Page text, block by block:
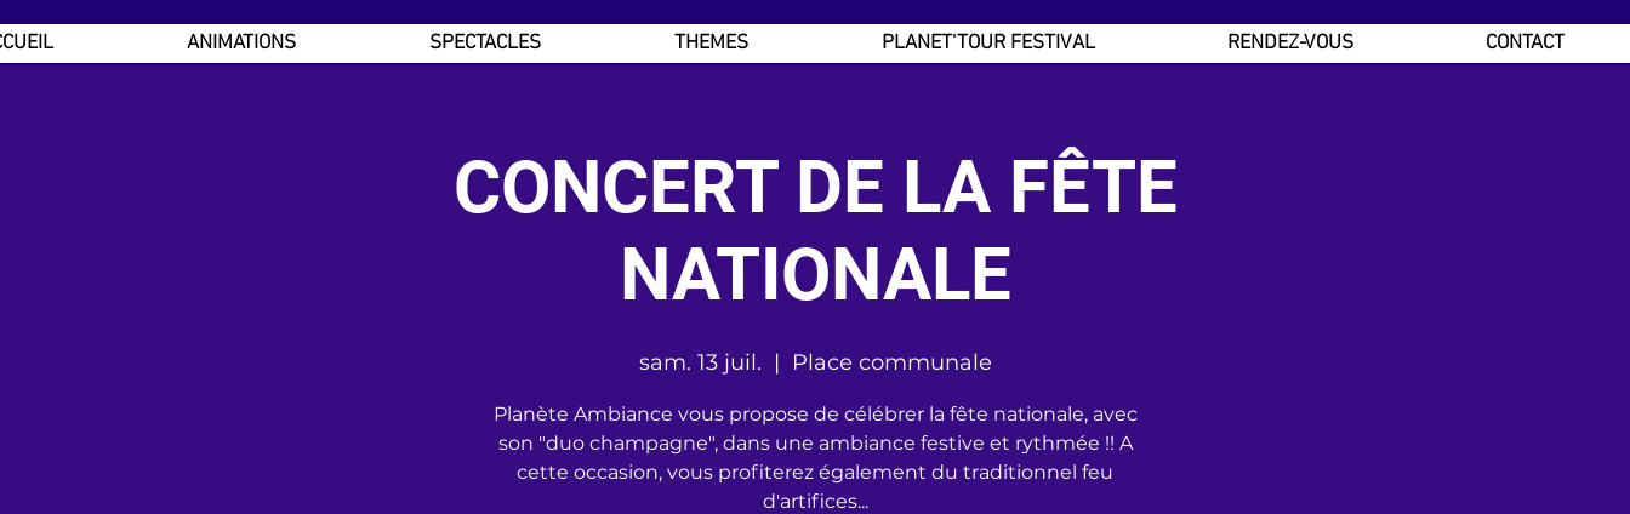
ANIMATIONS SPECTACLES THEMES PLANET'TOUR FESTIVAL RENDEZ-VOUS CONTACT
CONCERT DE LA FÊTE
NATIONALE
sam. 13 juil.
  |
Place communale
Planète Ambiance vous propose de célébrer la fête nationale, avec
son "duo champagne", dans une ambiance festive et rythmée !! A
cette occasion, vous profiterez également du traditionnel feu
d'artifices...